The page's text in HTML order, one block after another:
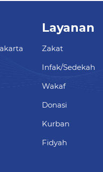
Layanan
Zakat
Infak/Sedekah
Wakaf
Donasi
Kurban
Fidyah